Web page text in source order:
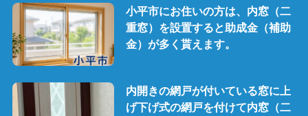
小平市にお住いの方は、内窓（二
重窓）を設置すると助成金（補助
金）が多く貰えます。
内開きの網戸が付いている窓に上
げ下げ式の網戸を付けて内窓（二